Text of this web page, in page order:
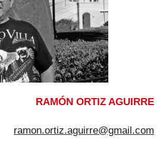
RAMÓN ORTIZ AGUIRRE
ramon.ortiz.aguirre@gmail.com